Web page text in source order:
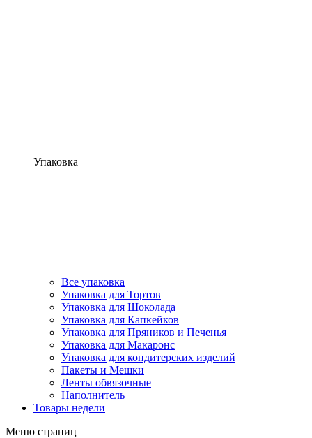
Упаковка
Все упаковка
Упаковка для Тортов
Упаковка для Шоколада
Упаковка для Капкейков
Упаковка для Пряников и Печенья
Упаковка для Макаронс
Упаковка для кондитерских изделий
Пакеты и Мешки
Ленты обвязочные
Наполнитель
Товары недели
Меню страниц